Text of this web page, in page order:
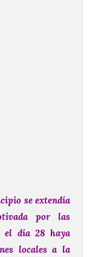
se extendía
por las
el día 28 haya
locales a la